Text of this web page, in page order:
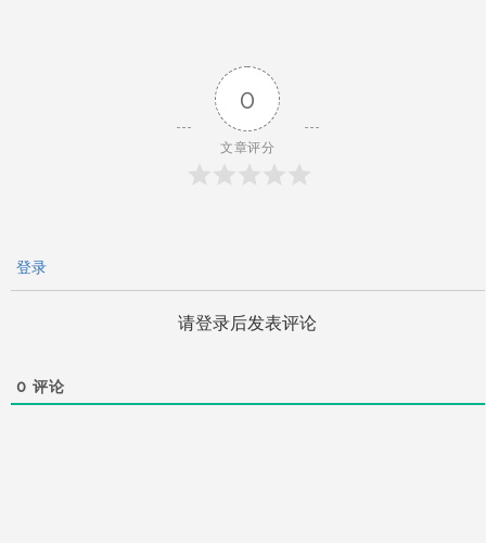
0
文章评分
登录
请登录后发表评论
0 评论